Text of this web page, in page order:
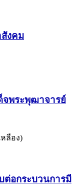
งคม
จพระพุฒาจารย์
ลือง)
ต่อกระบวนการมี